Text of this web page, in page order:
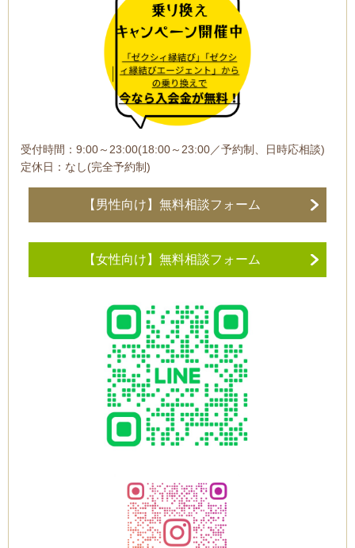
受付時間：9:00～23:00(18:00～23:00／予約制、日時応相談)
定休日：なし(完全予約制)
【男性向け】無料相談フォーム
【女性向け】無料相談フォーム